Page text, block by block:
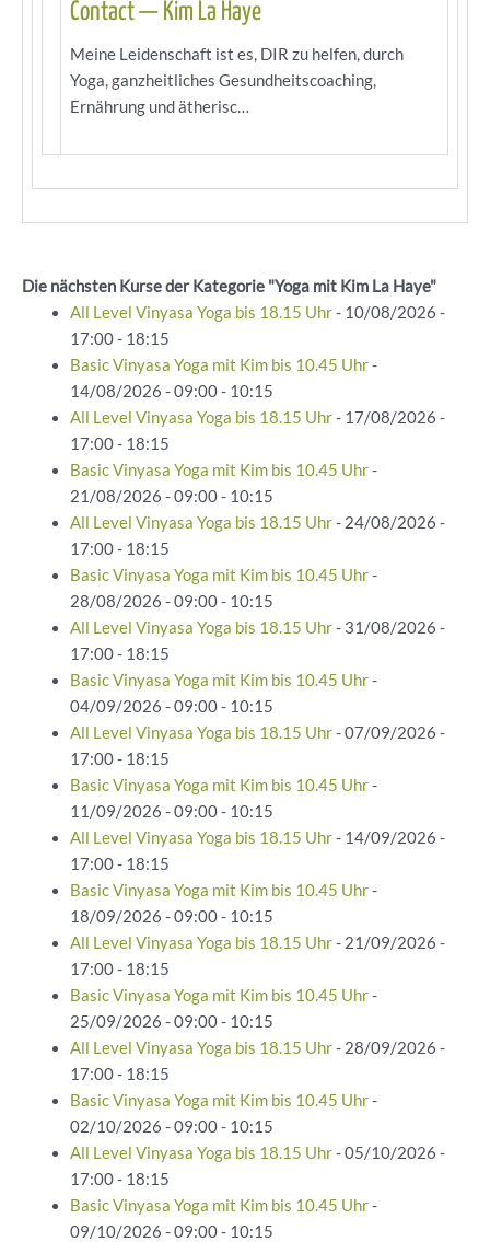
Contact — Kim La Haye
Meine Leidenschaft ist es, DIR zu helfen, durch
Yoga, ganzheitliches Gesundheitscoaching,
Ernährung und ätherisc…
Die nächsten Kurse der Kategorie "Yoga mit Kim La Haye"
All Level Vinyasa Yoga bis 18.15 Uhr- 10/08/2026 -
17:00 - 18:15
Basic Vinyasa Yoga mit Kim bis 10.45 Uhr-
14/08/2026 - 09:00 - 10:15
All Level Vinyasa Yoga bis 18.15 Uhr- 17/08/2026 -
17:00 - 18:15
Basic Vinyasa Yoga mit Kim bis 10.45 Uhr-
21/08/2026 - 09:00 - 10:15
All Level Vinyasa Yoga bis 18.15 Uhr- 24/08/2026 -
17:00 - 18:15
Basic Vinyasa Yoga mit Kim bis 10.45 Uhr-
28/08/2026 - 09:00 - 10:15
All Level Vinyasa Yoga bis 18.15 Uhr- 31/08/2026 -
17:00 - 18:15
Basic Vinyasa Yoga mit Kim bis 10.45 Uhr-
04/09/2026 - 09:00 - 10:15
All Level Vinyasa Yoga bis 18.15 Uhr- 07/09/2026 -
17:00 - 18:15
Basic Vinyasa Yoga mit Kim bis 10.45 Uhr-
11/09/2026 - 09:00 - 10:15
All Level Vinyasa Yoga bis 18.15 Uhr- 14/09/2026 -
17:00 - 18:15
Basic Vinyasa Yoga mit Kim bis 10.45 Uhr-
18/09/2026 - 09:00 - 10:15
All Level Vinyasa Yoga bis 18.15 Uhr- 21/09/2026 -
17:00 - 18:15
Basic Vinyasa Yoga mit Kim bis 10.45 Uhr-
25/09/2026 - 09:00 - 10:15
All Level Vinyasa Yoga bis 18.15 Uhr- 28/09/2026 -
17:00 - 18:15
Basic Vinyasa Yoga mit Kim bis 10.45 Uhr-
02/10/2026 - 09:00 - 10:15
All Level Vinyasa Yoga bis 18.15 Uhr- 05/10/2026 -
17:00 - 18:15
Basic Vinyasa Yoga mit Kim bis 10.45 Uhr-
09/10/2026 - 09:00 - 10:15